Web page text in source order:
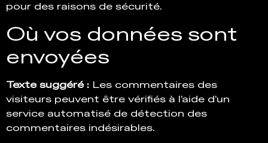
pour des raisons de sécurité.
Où vos données sont
envoyées
Texte suggéré : Les commentaires des
visiteurs peuvent être vérifiés à l’aide d’un
service automatisé de détection des
commentaires indésirables.